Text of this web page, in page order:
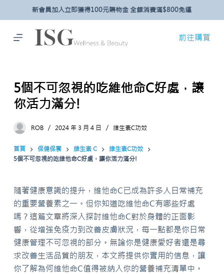
主
新會員加入立即獲得100元購物金 全館消費滿$800免運
前往購買
5個不可忽視的吃維他命C好處，讓
你活力滿分!
ROB 2024 年 3 月 4 日 維生素C功效
首頁 保健保養 維生素 C
維生素C功效
5個不可忽視的吃維他命C好處，讓你活力滿分!
隨著健康意識的提升，維他命C已成為許多人日常補充
的重要營養素之一。但你知道吃維他命C有哪些好處
嗎？這篇文章將深入探討維他命C對於身體的正面影
響，從增強免疫力到改善皮膚狀況，每一點都是你日常
健康管理不可忽視的部分。無論你是健康愛好者還是尋
求改善生活品質的朋友，本文將提供你實用的信息，讓
你了解為何維他命C值得被納入你的營養補充清單中。